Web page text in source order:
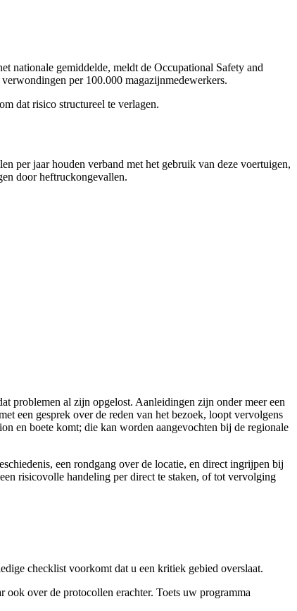
nationale gemiddelde, meldt de Occupational Safety and
per 100.000 magazijnmedewerkers.
dat risico structureel te verlagen.
per jaar houden verband met het gebruik van deze voertuigen,
door heftruckongevallen.
problemen al zijn opgelost. Aanleidingen zijn onder meer een
een gesprek over de reden van het bezoek, loopt vervolgens
en boete komt; die kan worden aangevochten bij de regionale
een rondgang over de locatie, en direct ingrijpen bij
risicovolle handeling per direct te staken, of tot vervolging
checklist voorkomt dat u een kritiek gebied overslaat.
over de protocollen erachter. Toets uw programma